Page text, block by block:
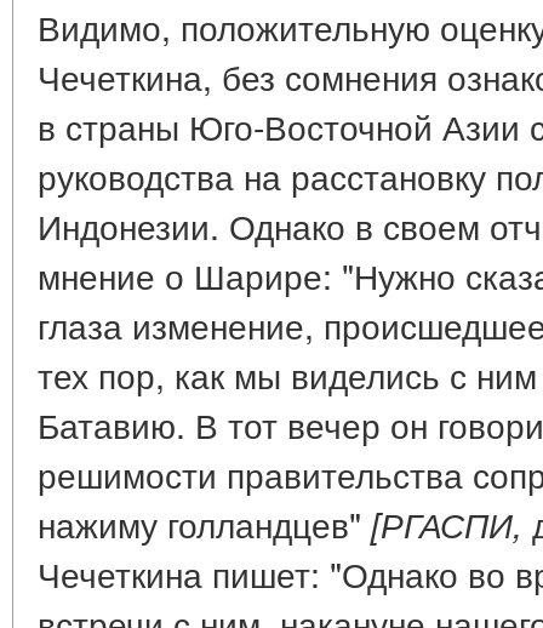
Видимо, положительную
Чечеткина, без сомнения
в страны Юго-Восточной Азии
руководства на расстановку
Индонезии. Однако в своем
мнение о Шарире: "Нужно
глаза изменение,
тех пор, как мы виделись с
Батавию. В тот вечер он
решимости правительства
нажиму голландцев" [РГАСПИ,
Чечеткина пишет: "Однако во